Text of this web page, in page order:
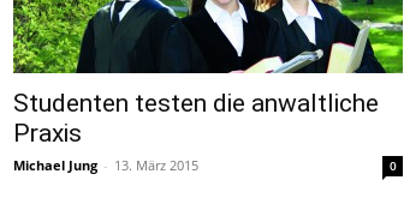
Studenten testen die anwaltliche
Praxis
Michael Jung - 13. März 2015 0